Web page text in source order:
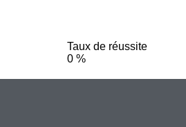
Taux de réussite
0 %